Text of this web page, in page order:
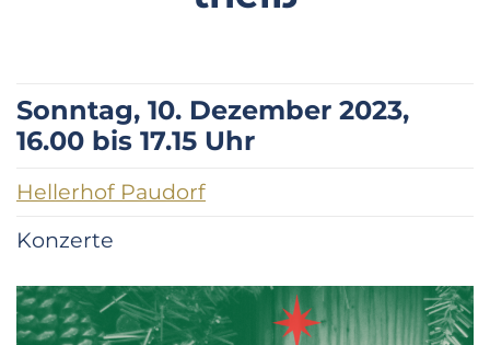
Sonntag, 10. Dezember 2023,
16.00 bis 17.15 Uhr
Hellerhof Paudorf
Konzerte